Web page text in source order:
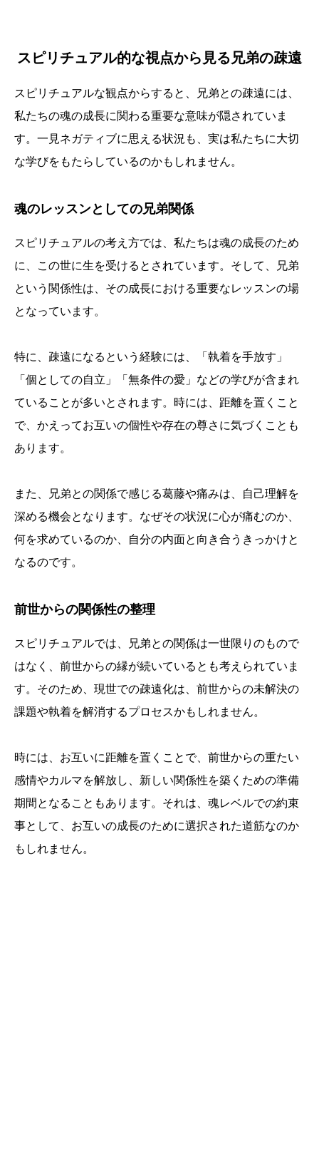
スピリチュアル的な視点から見る兄弟の疎遠
スピリチュアルな観点からすると、兄弟との疎遠には、
私たちの魂の成長に関わる重要な意味が隠されていま
す。一見ネガティブに思える状況も、実は私たちに大切
な学びをもたらしているのかもしれません。
魂のレッスンとしての兄弟関係
スピリチュアルの考え方では、私たちは魂の成長のため
に、この世に生を受けるとされています。そして、兄弟
という関係性は、その成長における重要なレッスンの場
となっています。
特に、疎遠になるという経験には、「執着を手放す」
「個としての自立」「無条件の愛」などの学びが含まれ
ていることが多いとされます。時には、距離を置くこと
で、かえってお互いの個性や存在の尊さに気づくことも
あります。
また、兄弟との関係で感じる葛藤や痛みは、自己理解を
深める機会となります。なぜその状況に心が痛むのか、
何を求めているのか、自分の内面と向き合うきっかけと
なるのです。
前世からの関係性の整理
スピリチュアルでは、兄弟との関係は一世限りのもので
はなく、前世からの縁が続いているとも考えられていま
す。そのため、現世での疎遠化は、前世からの未解決の
課題や執着を解消するプロセスかもしれません。
時には、お互いに距離を置くことで、前世からの重たい
感情やカルマを解放し、新しい関係性を築くための準備
期間となることもあります。それは、魂レベルでの約束
事として、お互いの成長のために選択された道筋なのか
もしれません。